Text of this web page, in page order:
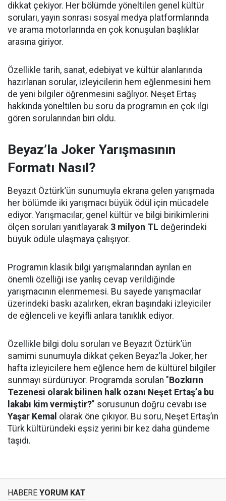
dikkat çekiyor. Her bölümde yöneltilen genel kültür
soruları, yayın sonrası sosyal medya platformlarında
ve arama motorlarında en çok konuşulan başlıklar
arasına giriyor.
Özellikle tarih, sanat, edebiyat ve kültür alanlarında
hazırlanan sorular, izleyicilerin hem eğlenmesini hem
de yeni bilgiler öğrenmesini sağlıyor. Neşet Ertaş
hakkında yöneltilen bu soru da programın en çok ilgi
gören sorularından biri oldu.
Beyaz’la Joker Yarışmasının
Formatı Nasıl?
Beyazıt Öztürk’ün sunumuyla ekrana gelen yarışmada
her bölümde iki yarışmacı büyük ödül için mücadele
ediyor. Yarışmacılar, genel kültür ve bilgi birikimlerini
ölçen soruları yanıtlayarak 3 milyon TL değerindeki
büyük ödüle ulaşmaya çalışıyor.
Programın klasik bilgi yarışmalarından ayrılan en
önemli özelliği ise yanlış cevap verildiğinde
yarışmacının elenmemesi. Bu sayede yarışmacılar
üzerindeki baskı azalırken, ekran başındaki izleyiciler
de eğlenceli ve keyifli anlara tanıklık ediyor.
Özellikle bilgi dolu soruları ve Beyazıt Öztürk’ün
samimi sunumuyla dikkat çeken Beyaz’la Joker, her
hafta izleyicilere hem eğlence hem de kültürel bilgiler
sunmayı sürdürüyor. Programda sorulan " Bozkırın
Tezenesi olarak bilinen halk ozanı Neşet Ertaş’a bu
lakabı kim vermiştir?" sorusunun doğru cevabı ise
Yaşar Kemal olarak öne çıkıyor. Bu soru, Neşet Ertaş’ın
Türk kültüründeki eşsiz yerini bir kez daha gündeme
taşıdı.
HABERE YORUM KAT